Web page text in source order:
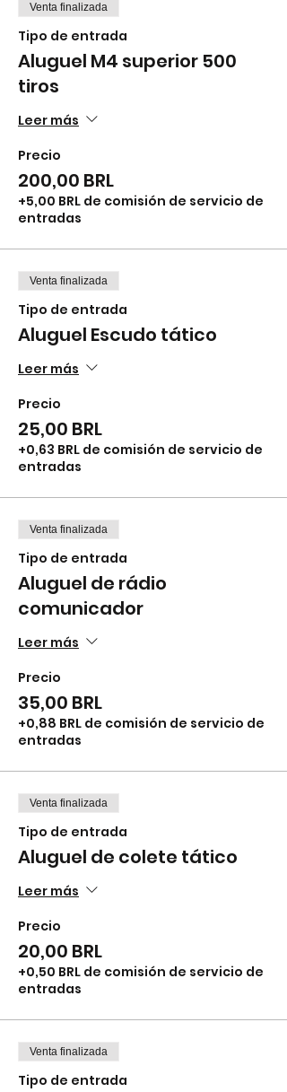
Venta finalizada
Tipo de entrada
Aluguel M4 superior 500
tiros
Leer más
Precio
200,00 BRL
+5,00 BRL de comisión de servicio de
entradas
Venta finalizada
Tipo de entrada
Aluguel Escudo tático
Leer más
Precio
25,00 BRL
+0,63 BRL de comisión de servicio de
entradas
Venta finalizada
Tipo de entrada
Aluguel de rádio
comunicador
Leer más
Precio
35,00 BRL
+0,88 BRL de comisión de servicio de
entradas
Venta finalizada
Tipo de entrada
Aluguel de colete tático
Leer más
Precio
20,00 BRL
+0,50 BRL de comisión de servicio de
entradas
Venta finalizada
Tipo de entrada